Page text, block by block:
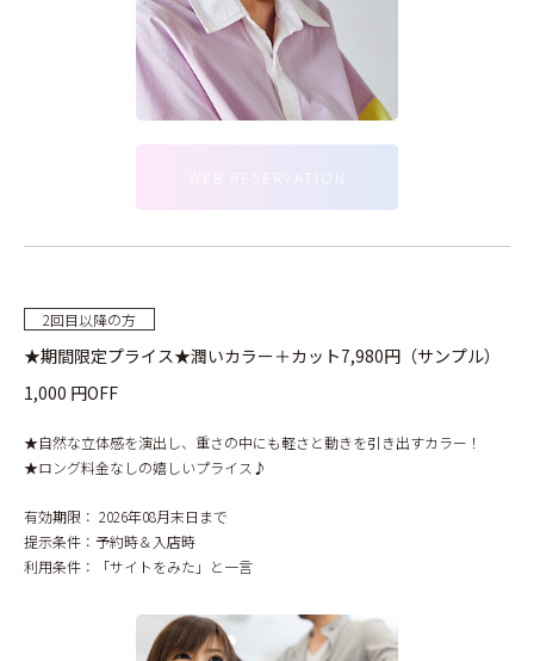
2回目以降の方
★期間限定プライス★潤いカラー＋カット7,980円（サンプル）
1,000 円OFF
★自然な立体感を演出し、重さの中にも軽さと動きを引き出すカラー！
★ロング料金なしの嬉しいプライス♪
有効期限： 2026年08月末日まで
提示条件： 予約時＆入店時
利用条件：
「サイトをみた」と一言